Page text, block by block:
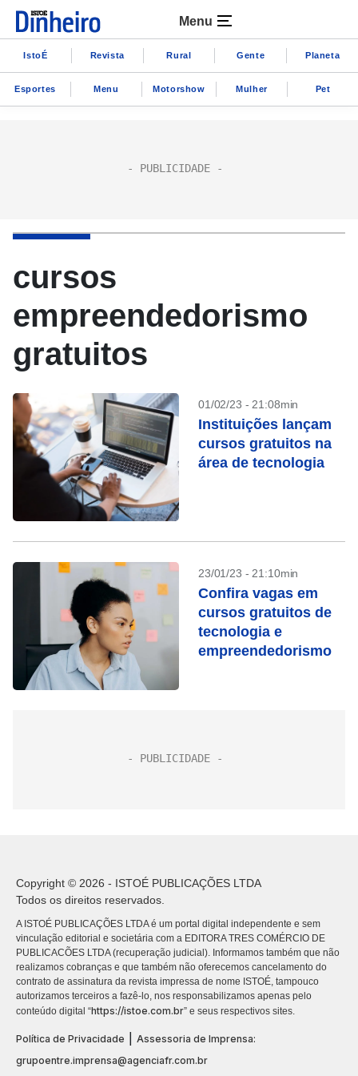
Menu
IstoÉ Revista Rural Gente Planeta
Esportes Menu Motorshow Mulher Pet
cursos
empreendedorismo
gratuitos
01/02/23 - 21:08min
Instituições lançam
cursos gratuitos na
área de tecnologia
23/01/23 - 21:10min
Confira vagas em
cursos gratuitos de
tecnologia e
empreendedorismo
Copyright © 2026 - ISTOÉ PUBLICAÇÕES LTDA
Todos os direitos reservados.
A ISTOÉ PUBLICAÇÕES LTDA é um portal digital independente e sem
vinculação editorial e societária com a EDITORA TRES COMÉRCIO DE
PUBLICACÕES LTDA (recuperação judicial). Informamos também que não
realizamos cobranças e que também não oferecemos cancelamento do
contrato de assinatura da revista impressa de nome ISTOÉ, tampouco
autorizamos terceiros a fazê-lo, nos responsabilizamos apenas pelo
conteúdo digital “https://istoe.com.br” e seus respectivos sites.
Política de Privacidade
Assessoria de Imprensa:
grupoentre.imprensa@agenciafr.com.br